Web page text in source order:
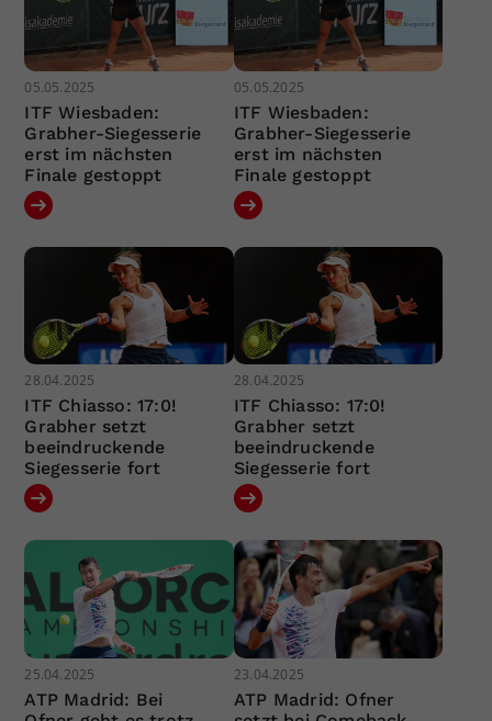
05.05.2025
ITF Wiesbaden:
Grabher-Siegesserie
erst im nächsten
Finale gestoppt
05.05.2025
ITF Wiesbaden:
Grabher-Siegesserie
erst im nächsten
Finale gestoppt
28.04.2025
ITF Chiasso: 17:0!
Grabher setzt
beeindruckende
Siegesserie fort
28.04.2025
ITF Chiasso: 17:0!
Grabher setzt
beeindruckende
Siegesserie fort
25.04.2025
ATP Madrid: Bei
23.04.2025
ATP Madrid: Ofner